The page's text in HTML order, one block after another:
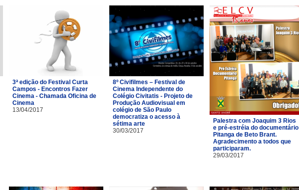
3ª edição do Festival Curta
Campos - Encontros Fazer
Cinema - Chamada Oficina de
Cinema
13/04/2017
8º Civifilmes – Festival de
Cinema Independente do
Colégio Civitatis - Projeto de
Produção Audiovisual em
colégio de São Paulo
democratiza o acesso à
sétima arte
30/03/2017
Palestra com Joaquim 3 Rios
e pré-estréia do documentário
Pitanga de Beto Brant.
Agradecimento a todos que
participaram.
29/03/2017